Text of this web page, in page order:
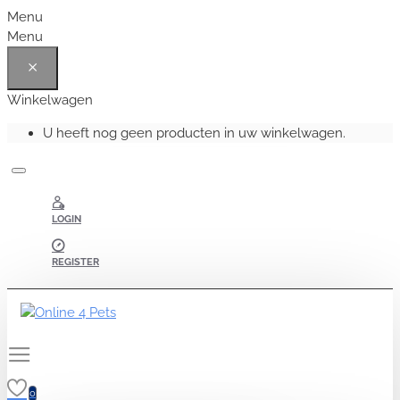
Menu
Menu
Winkelwagen
U heeft nog geen producten in uw winkelwagen.
LOGIN
REGISTER
0